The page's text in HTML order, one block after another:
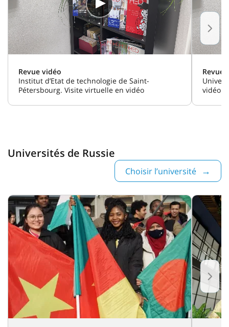
Revue vidéo
Institut d’Etat de technologie de Saint-
Pétersbourg. Visite virtuelle en vidéo
Revue
vidéo
Universités de Russie
Choisir l’université